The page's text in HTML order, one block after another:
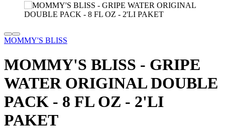
MOMMY'S BLISS
MOMMY'S BLISS - GRIPE
WATER ORIGINAL DOUBLE
PACK - 8 FL OZ - 2'LI
PAKET